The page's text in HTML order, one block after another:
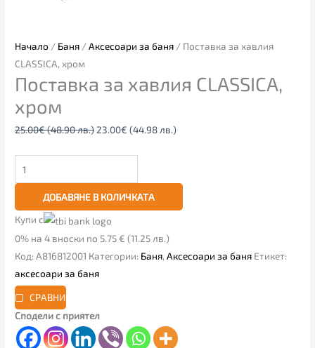
Начало / Баня /Аксесоари за баня / Поставка за хавлия
CLASSICA, хром
Поставка за хавлия CLASSICA,
хром
25.00€(48.90 лв.) 23.00€ (44.98 лв.)
ДОБАВЯНЕ В КОЛИЧКАТА
Купи с
0% на 4 вноски по 5.75 € (11.25 лв.)
Код:A816812001 Категории: Баня,Аксесоари за баня Етикет:
аксесоари за баня
СРАВНИ
Сподели с приятел